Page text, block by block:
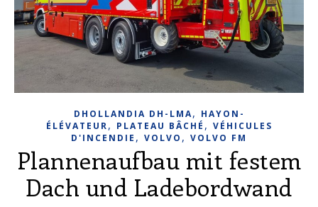
DHOLLANDIA DH-LMA, HAYON-
ÉLÉVATEUR, PLATEAU BÂCHÉ , VÉHICULES
D'INCENDIE , VOLVO , VOLVO FM
Plannenaufbau mit festem
Dach und Ladebordwand